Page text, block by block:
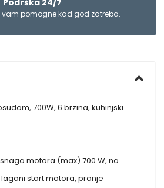
vam pomogne kad god zatreba.
700W, 6 brzina, kuhinjski
motora (max) 700 W, na
lagani start motora, pranje